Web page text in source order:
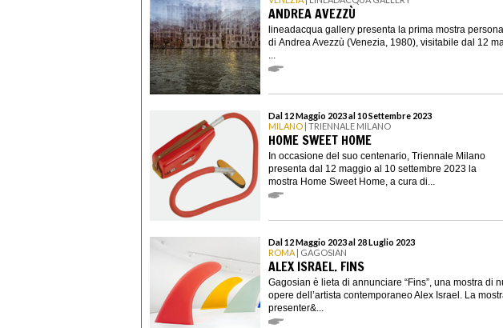
ANDREA AVEZZÙ
lineadacqua gallery presenta la prima mostra
di Andrea Avezzù (Venezia, 1980), visitabile dal 12
Dal 12 Maggio 2023 al 10 Settembre 2023
MILANO | TRIENNALE MILANO
HOME SWEET HOME
In occasione del suo centenario, Triennale Milano
presenta dal 12 maggio al 10 settembre 2023 la
mostra Home Sweet Home, a cura di...
Dal 12 Maggio 2023 al 28 Luglio 2023
ROMA | GAGOSIAN
ALEX ISRAEL. FINS
Gagosian è lieta di annunciare “Fins”, una mostra di
opere dell’artista contemporaneo Alex Israel. La
presenter&...